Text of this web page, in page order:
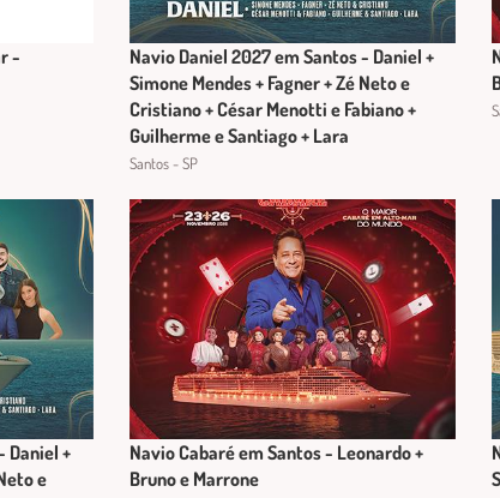
-
Navio Daniel 2027 em Santos - Daniel +
Simone Mendes + Fagner + Zé Neto e
Cristiano + César Menotti e Fabiano +
Guilherme e Santiago + Lara
Santos - SP
Daniel +
e
Navio Cabaré em Santos - Leonardo +
Bruno e Marrone